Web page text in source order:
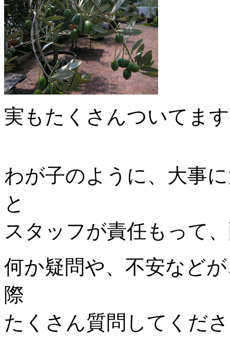
実もたくさんついてま
わが子のように、大事
と
スタッフが責任もって
何か疑問や、不安など
際
たくさん質問してくだ